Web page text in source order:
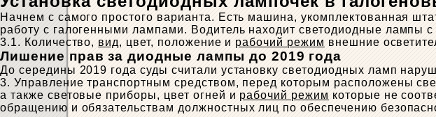
Начнем с самого простого варианта. Есть машина, укомплектованная
работу с галогенными лампами. Водитель находит светодиодные лампы
3.1. Количество, вид, цвет, положение и рабочий режим внешние
Лишение прав за диодные лампы до 2019 года
До середины 2019 года суды считали установку светодиодных ламп
3. Управление транспортным средством, перед которым расположены
а также световые приборы, цвет огней и рабочий режим которые не
обращению и обязательствам должностных лиц по обеспечению